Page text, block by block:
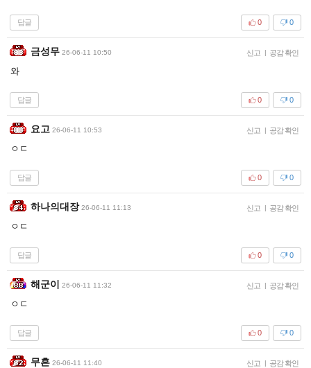
답글 0
0
금성무 26-06-11 10:50 신고 | 공감 확인
와
답글 0
0
요고 26-06-11 10:53 신고 | 공감 확인
ㅇㄷ
답글 0
0
하나의대장 26-06-11 11:13 신고 | 공감 확인
ㅇㄷ
답글 0
0
해군이 26-06-11 11:32 신고 | 공감 확인
ㅇㄷ
답글 0
0
무흔 26-06-11 11:40 신고 | 공감 확인